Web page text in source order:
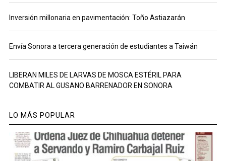
Inversión millonaria en pavimentación: Toño Astiazarán
Envía Sonora a tercera generación de estudiantes a Taiwán
LIBERAN MILES DE LARVAS DE MOSCA ESTÉRIL PARA
COMBATIR AL GUSANO BARRENADOR EN SONORA
LO MÁS POPULAR